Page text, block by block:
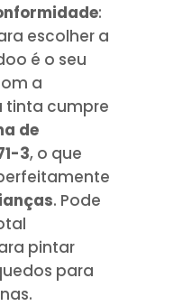
:
escolher a
é o seu
a
tinta cumpre
de
3, o que
. Pode
pintar
para